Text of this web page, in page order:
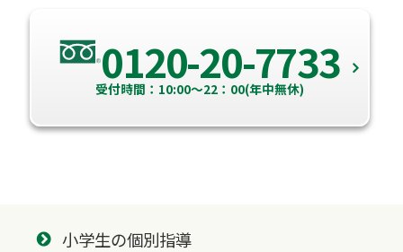
0120-20-7733
受付時間：10:00～22：00(年中無休)
小学生の個別指導